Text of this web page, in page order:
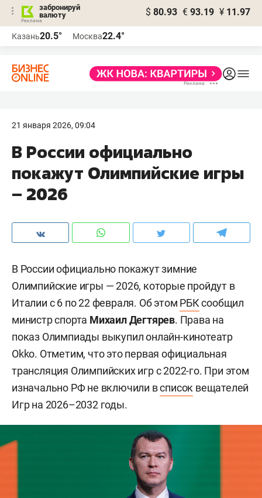
забронируй
валюту
$ 80.93 € 93.19 ¥ 11.97
Казань20.5° Москва22.4°
21 января 2026, 09:04
В России официально
покажут Олимпийские игры
– 2026
В России официально покажут зимние
Олимпийские игры — 2026, которые пройдут в
Италии с 6 по 22 февраля. Об этом РБКсообщил
министр спорта Михаил Дегтярев. Права на
показ Олимпиады выкупил онлайн-кинотеатр
Okko. Отметим, что это первая официальная
трансляция Олимпийских игр с 2022-го. При этом
изначально РФ не включили всписок вещателей
Игр на 2026–2032 годы.